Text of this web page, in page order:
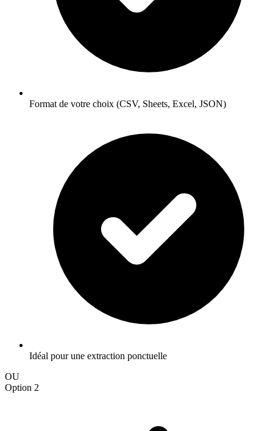
Format de votre choix (CSV, Sheets, Excel, JSON)
Idéal pour une extraction ponctuelle
OU
Option 2